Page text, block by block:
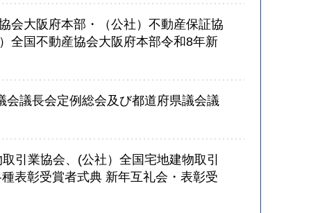
会大阪府本部・（公社）不動産保証協
全国不動産協会大阪府本部令和8年新
会議長会定例総会及び都道府県議会議
引業協会、(公社）全国宅地建物取引
表彰受賞者式典 新年互礼会・表彰受